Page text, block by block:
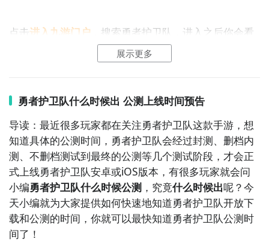
点击进入九游门户 ，搜索勇者护卫队，进入之后你会看
到一个下载按钮，分别是【高速下载】
速下载可以更加节省下载时间和流量，能够很好的解决
展示更多
勇者护卫队什么时候出 公测上线时间预告
导读：最近很多玩家都在关注勇者护卫队这款手游，想
知道具体的公测时间，勇者护卫队会经过封测、删档内
测、不删档测试到最终的公测等几个测试阶段，才会正
式上线勇者护卫队安卓或iOS版本，有很多玩家就会问
小编勇者护卫队什么时候公测，究竟什么时候出呢？今
天小编就为大家提供如何快速地知道勇者护卫队开放下
载和公测的时间，你就可以最快知道勇者护卫队公测时
间了！